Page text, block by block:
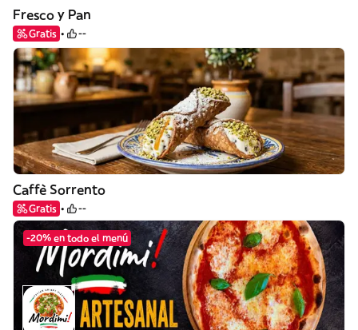
Fresco y Pan
Gratis --
Caffè Sorrento
Gratis --
-20% en todo el menú